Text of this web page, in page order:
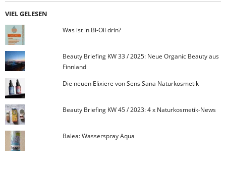
VIEL GELESEN
Was ist in Bi-Oil drin?
Beauty Briefing KW 33 / 2025: Neue Organic Beauty aus
Finnland
Die neuen Elixiere von SensiSana Naturkosmetik
Beauty Briefing KW 45 / 2023: 4 x Naturkosmetik-News
Balea: Wasserspray Aqua